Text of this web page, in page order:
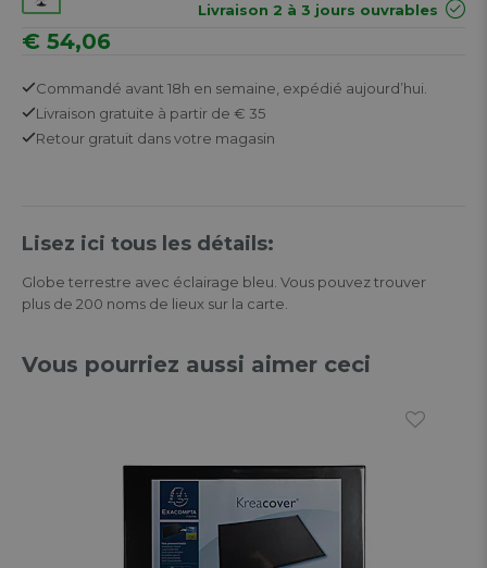
Livraison 2 à 3 jours ouvrables
€ 54,06
Commandé avant 18h en semaine, expédié aujourd’hui.
Livraison gratuite à partir de € 35
Retour gratuit dans votre magasin
Lisez ici tous les détails:
Globe terrestre avec éclairage bleu. Vous pouvez trouver
plus de 200 noms de lieux sur la carte.
Vous pourriez aussi aimer ceci